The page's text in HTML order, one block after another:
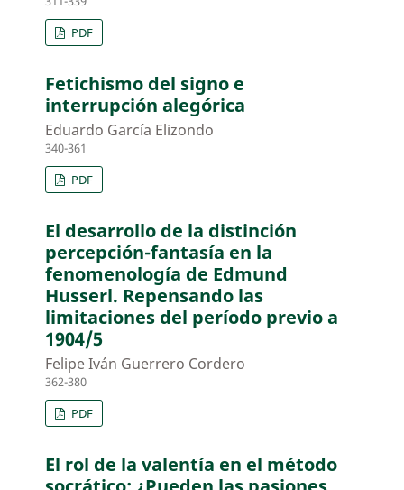
PDF
Fetichismo del signo e
interrupción alegórica
Eduardo García Elizondo
340-361
PDF
El desarrollo de la distinción
percepción-fantasía en la
fenomenología de Edmund
Husserl. Repensando las
limitaciones del período previo a
1904/5
Felipe Iván Guerrero Cordero
362-380
PDF
El rol de la valentía en el método